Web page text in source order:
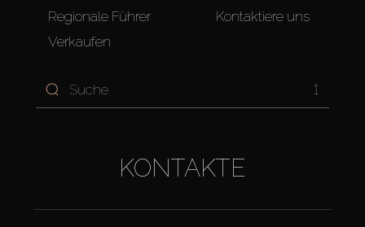
Regionale Führer
Verkaufen
Kontaktiere uns
1
KONTAKTE